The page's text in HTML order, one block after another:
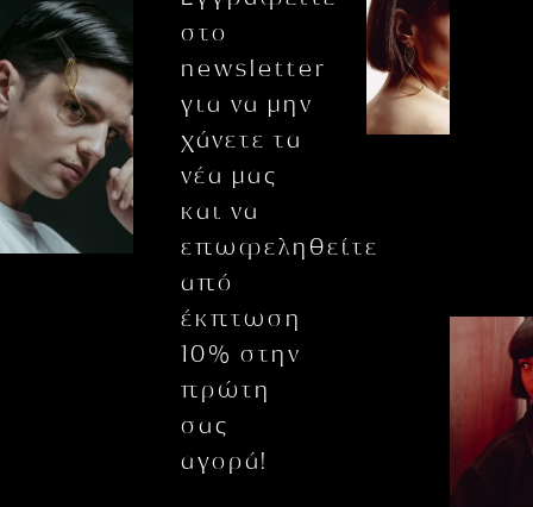
στο
newsletter
για να μην
χάνετε τα
νέα μας
και να
επωφεληθείτε
από
έκπτωση
10% στην
πρώτη
σας
αγορά!